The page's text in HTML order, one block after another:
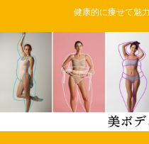
健康的に痩せて魅